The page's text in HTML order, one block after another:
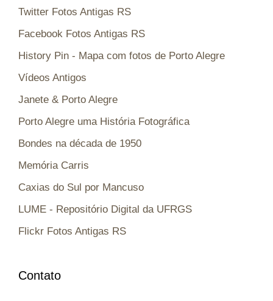
Twitter Fotos Antigas RS
Facebook Fotos Antigas RS
History Pin - Mapa com fotos de Porto Alegre
Vídeos Antigos
Janete & Porto Alegre
Porto Alegre uma História Fotográfica
Bondes na década de 1950
Memória Carris
Caxias do Sul por Mancuso
LUME - Repositório Digital da UFRGS
Flickr Fotos Antigas RS
Contato